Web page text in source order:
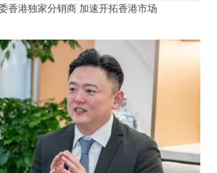
香港独家分销商 加速开拓香港市场